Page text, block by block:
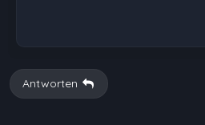
Antworten